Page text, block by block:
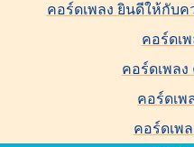
คอร์ดเพลง ยินดีให้กับคว
คอร์ดเพ
คอร์ดเพล
คอร์ดเพ
คอร์ดเพ